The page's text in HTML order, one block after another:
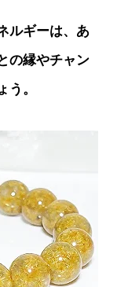
ルギーは、あ
の縁やチャン
う。